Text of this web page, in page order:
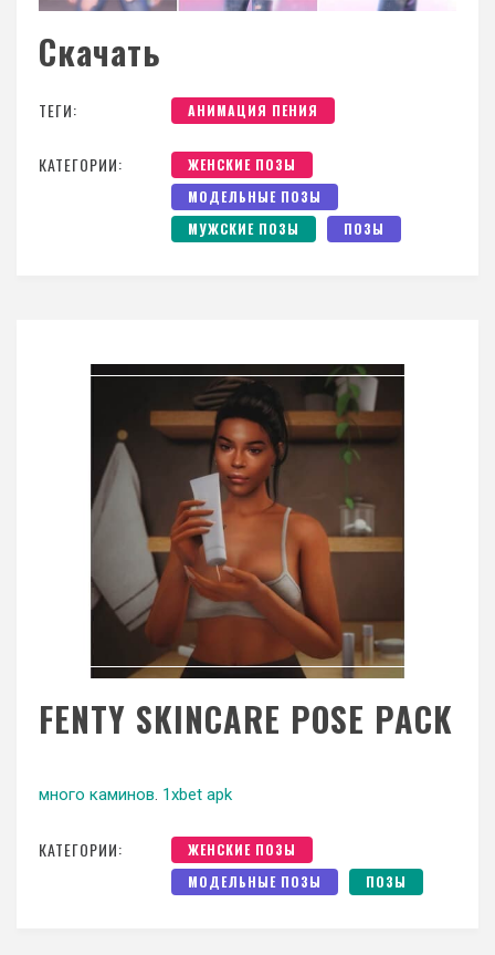
Скачать
ТЕГИ: АНИМАЦИЯ ПЕНИЯ
КАТЕГОРИИ:
ЖЕНСКИЕ ПОЗЫ
МОДЕЛЬНЫЕ ПОЗЫ
МУЖСКИЕ ПОЗЫ
ПОЗЫ
FENTY SKINCARE POSE PACK
много каминов. 1xbet apk
КАТЕГОРИИ:
ЖЕНСКИЕ ПОЗЫ
МОДЕЛЬНЫЕ ПОЗЫ
ПОЗЫ